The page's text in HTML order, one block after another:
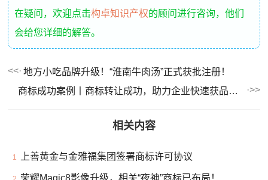
在疑问，欢迎点击构卓知识产权的顾问进行咨询，他们
会给您详细的解答。
地方小吃品牌升级！“淮南牛肉汤”正式获批注册！
商标成功案例丨商标转让成功，助力企业快速获品牌资产
相关内容
1 上善黄金与金雅福集团签署商标许可协议
荣耀Magic8影像升级，相关“夜神”商标已布局！